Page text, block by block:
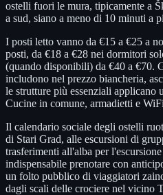
ostelli fuori le mura, tipicamente a
a sud, siano a meno di 10 minuti a
I posti letto vanno da €15 a €25 a
posti, da €18 a €28 nei dormitori
(quando disponibili) da €40 a €70.
includono nel prezzo biancheria,
le strutture più essenziali applicano
Cucine in comune, armadietti e
Il calendario sociale degli ostelli
di Stari Grad, alle escursioni di
trasferimenti all'alba per
indispensabile prenotare con
un folto pubblico di viaggiatori
dagli scali delle crociere nel vicino